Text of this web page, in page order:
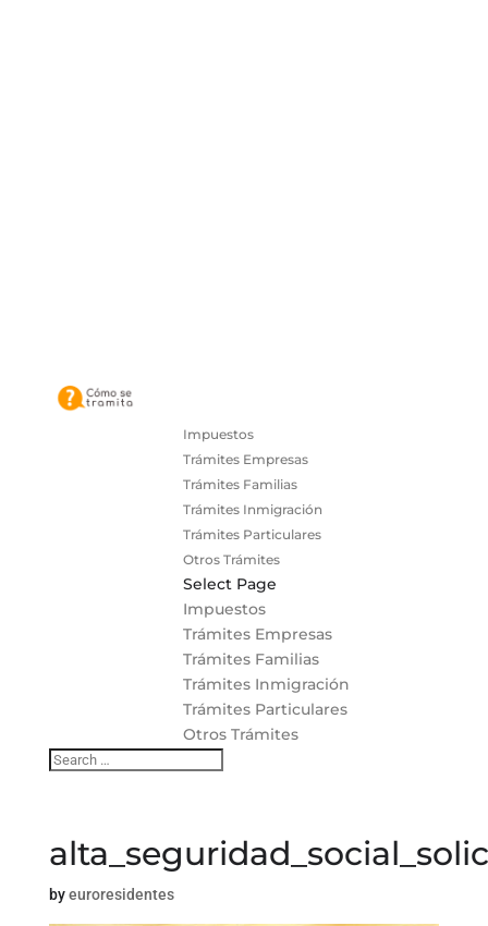
Impuestos
Trámites Empresas
Trámites Familias
Trámites Inmigración
Trámites Particulares
Otros Trámites
Select Page
Impuestos
Trámites Empresas
Trámites Familias
Trámites Inmigración
Trámites Particulares
Otros Trámites
byeuroresidentes